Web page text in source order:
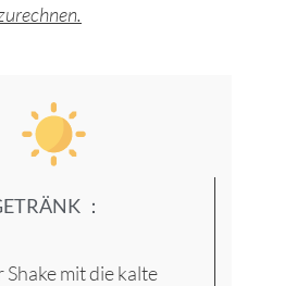
：
Shake mit die kalte